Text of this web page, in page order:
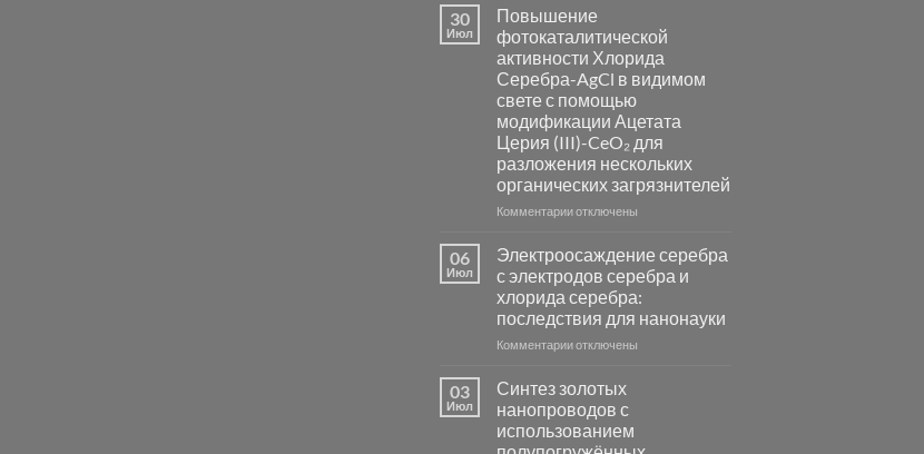
синтез
катализаторов
и
сенсоров
на
основе
металлов
платиновой
группы
30
Июл
Повышение
фотокаталитической
активности Хлорида
Серебра-AgCl в видимом
свете с помощью
модификации Ацетата
Церия (III)-CeO₂ для
разложения нескольких
органических загрязнителей
Комментариик
фотокаталитической
активности
Хлорида
Серебра-
AgCl
свете
с
помощью
отключены
06
Июл
Электроосаждение серебра
с электродов серебра и
хлорида серебра:
последствия для нанонауки
Комментариик
серебра
с
электродов
отключены
03
Июл
Синтез золотых
нанопроводов с
использованием